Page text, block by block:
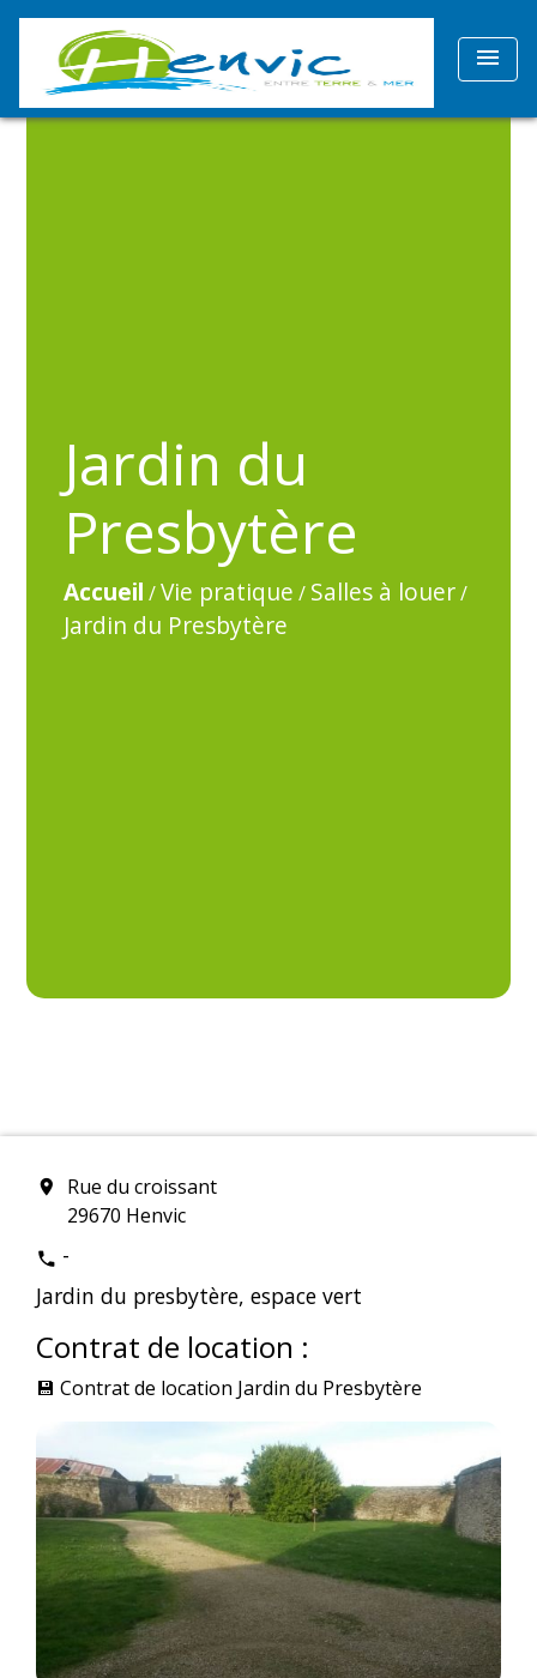
menu
Jardin du
Presbytère
Accueil /Vie pratique / Salles à louer/
Jardin du Presbytère
location_on
Rue du croissant
29670 Henvic
phone -
Jardin du presbytère, espace vert
Contrat de location :
💾 Contrat de location Jardin du Presbytère